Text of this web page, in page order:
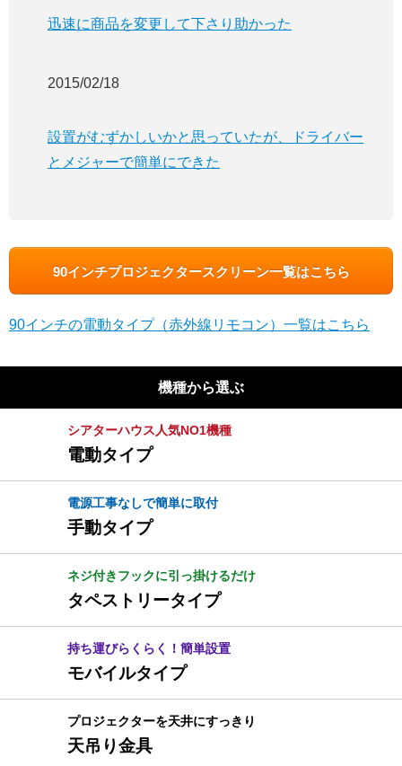
迅速に商品を変更して下さり助かった
2015/02/18
設置がむずかしいかと思っていたが、ドライバー
とメジャーで簡単にできた
90インチプロジェクタースクリーン一覧はこちら
90インチの電動タイプ（赤外線リモコン）一覧はこちら
機種から選ぶ
シアターハウス人気NO1機種
電動タイプ
電源工事なしで簡単に取付
手動タイプ
ネジ付きフックに引っ掛けるだけ
タペストリータイプ
持ち運びらくらく！簡単設置
モバイルタイプ
プロジェクターを天井にすっきり
天吊り金具